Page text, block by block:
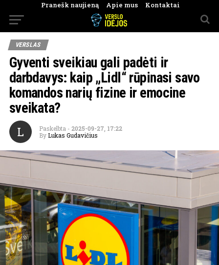
Pranešk naujieną Apie mus Kontaktai
VERSLAS
Gyventi sveikiau gali padėti ir
darbdavys: kaip „Lidl“ rūpinasi savo
komandos narių fizine ir emocine
sveikata?
L Paskelbta - 2025-09-27, 17:22
By Lukas Gudavičius